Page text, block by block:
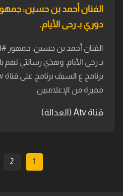
الفنان أحمد بن حسين:
دوري بـ رحى الأيام.
الفنان أحمد بن حسين: جمهور
بـ رحى الأيام. وهذي رسالتي لهم
مميزة من الإعلاميين
قناة Atv (العدالة)
1
2